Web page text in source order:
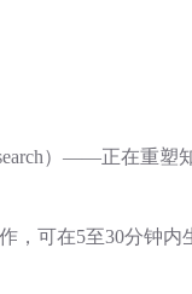
）——正在重塑
，可在5至30分钟内